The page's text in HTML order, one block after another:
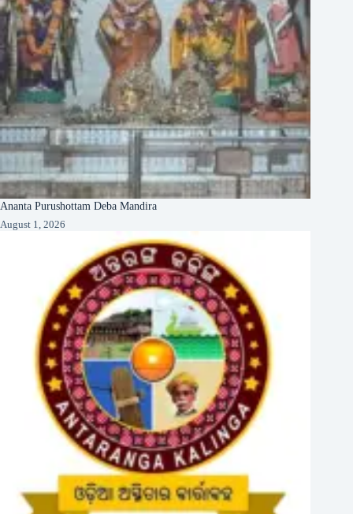
Ananta Purushottam Deba Mandira
August 1, 2026